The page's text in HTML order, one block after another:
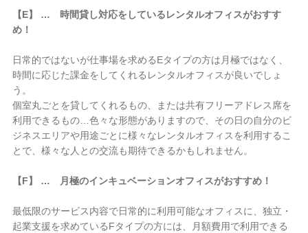
【E】 … 時間貸し対応をしているレンタルオフィスがおすす
め！
日常的ではないが仕事場を求めるEタイプの方は月極ではなく、
時間に応じた課金をしてくれるレンタルオフィスが良いでしょ
う。
個室丸ごとを貸してくれるもの、または共有フリーアドレス席を
利用できるもの…色々な形態がありますので、その日の自分のビ
ジネスエリアや用途ごとに様々なレンタルオフィスを利用するこ
とで、様々な人との交流も期待できるかもしれません。
【F】 … 月極のインキュベーションオフィスがおすすめ！
最低限のサービス内容で日常的に利用可能なオフィスに、独立・
起業支援を求めているFタイプの方には、月額費用で利用できる